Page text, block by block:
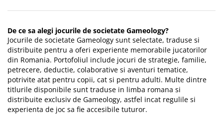
De ce sa alegi jocurile de societate Gameology?
Jocurile de societate Gameology sunt selectate, traduse si
distribuite pentru a oferi experiente memorabile jucatorilor
din Romania. Portofoliul include jocuri de strategie, familie,
petrecere, deductie, colaborative si aventuri tematice,
potrivite atat pentru copii, cat si pentru adulti. Multe dintre
titlurile disponibile sunt traduse in limba romana si
distribuite exclusiv de Gameology, astfel incat regulile si
experienta de joc sa fie accesibile tuturor.